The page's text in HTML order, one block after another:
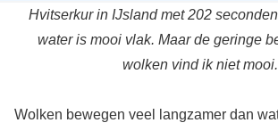
Hvitserkur in IJsland met 202
water is mooi vlak. Maar de geringe
wolken vind ik niet mooi.
Wolken bewegen veel langzamer dan